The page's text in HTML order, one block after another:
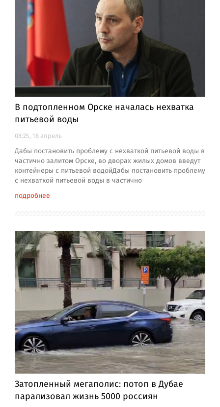
В подтопленном Орске началась нехватка
питьевой воды
08:25, 18 апрель
Дабы постановить проблему с нехваткой питьевой воды в
частично залитом Орске, во дворах жилых домов введут
контейнеры с питьевой водойДабы постановить проблему
с нехваткой питьевой воды в частично
подробнее
Затопленный мегаполис: потоп в Дубае
парализовал жизнь 5000 россиян